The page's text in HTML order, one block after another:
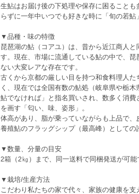
生鮎はお届け後の下処理や保存に困ること
らずに一年中いつでも好きな時に「旬の若鮎
▼品種・味の特徴
琵琶湖の鮎（コアユ）は、昔から近江商人
す。現在、市場に流通している鮎の中で、
ない大変レアな存在です。
古くから京都の厳しい目を持つ和食料理人
く、現在では全国有数の鮎処（岐阜県や栃
鮎でなければ」と指名買いされ、数多く消
を画す「匂い、味、姿形」。
体高があり、脂が乗っていながらも上品で、
養殖鮎のフラッグシップ（最高峰）としての
▼数量、分量の目安
2箱（2㎏）まで、同一送料で同梱発送が可能
▼栽培/生産方法
こだわり私たちの家で代々、家族の健康を